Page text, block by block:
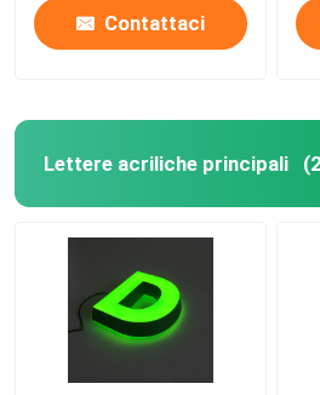
Contattaci
Lettere acriliche principali